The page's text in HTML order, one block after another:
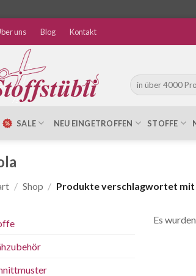
uns Blog Kontakt
Suche
nach:
SALE NEU EINGETROFFEN STOFFE
/ Shop / Produkte verschlagwortet mit
Es